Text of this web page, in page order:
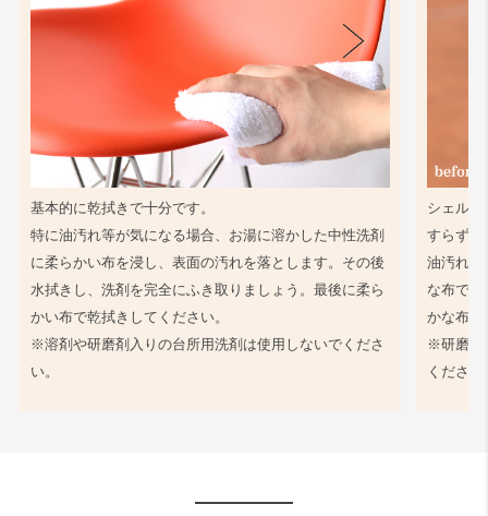
基本的に乾拭きで十分です。
特に油汚れ等が気になる場合、お湯に溶かした中性洗剤
に柔らかい布を浸し、表面の汚れを落とします。その後
水拭きし、洗剤を完全にふき取りましょう。最後に柔ら
かい布で乾拭きしてください。
※溶剤や研磨剤入りの台所用洗剤は使用しないでくださ
い。
シェル同
すらず、
油汚れ等
な布で軽
かな布で
※研磨剤
ください